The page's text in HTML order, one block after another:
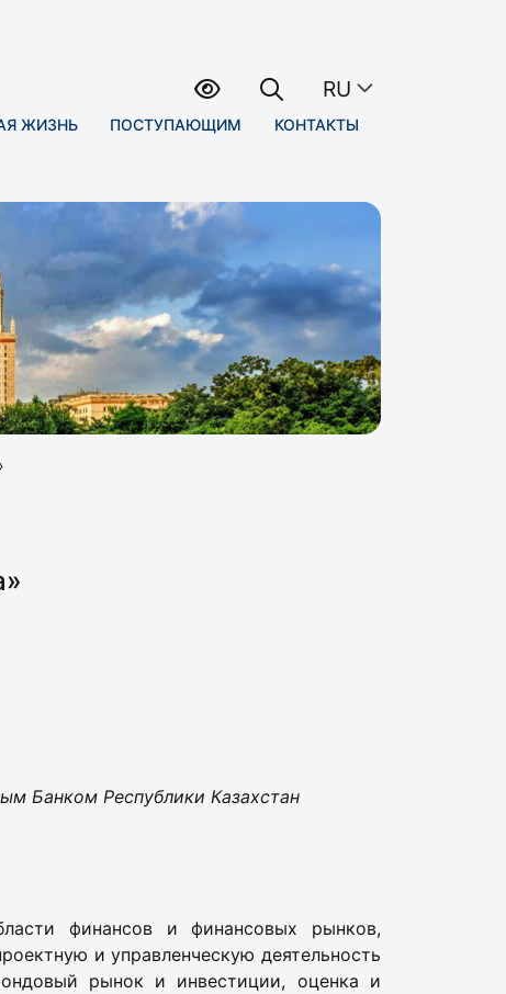
ЖИЗНЬ ПОСТУПАЮЩИМ КОНТАКТЫ
RU
Банком Республики Казахстан
финансов и финансовых рынков,
и управленческую деятельность
рынок и инвестиции, оценка и